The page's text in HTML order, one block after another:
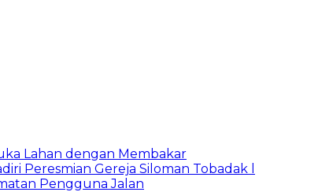
Lahan dengan Membakar
Peresmian Gereja Siloman Tobadak l
Pengguna Jalan